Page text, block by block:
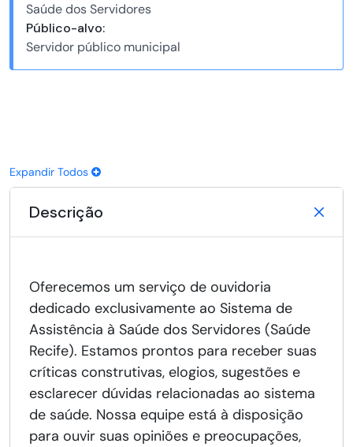
Saúde dos Servidores
Público-alvo:
Servidor público municipal
Expandir Todos
Descrição
Oferecemos um serviço de ouvidoria
dedicado exclusivamente ao Sistema de
Assistência à Saúde dos Servidores (Saúde
Recife). Estamos prontos para receber suas
críticas construtivas, elogios, sugestões e
esclarecer dúvidas relacionadas ao sistema
de saúde. Nossa equipe está à disposição
para ouvir suas opiniões e preocupações,